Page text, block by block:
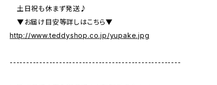
土日祝も休まず発送♪
▼お届け目安等詳しはこちら▼
http://www.teddyshop.co.jp/yupake.jpg
----------------------------------------------------